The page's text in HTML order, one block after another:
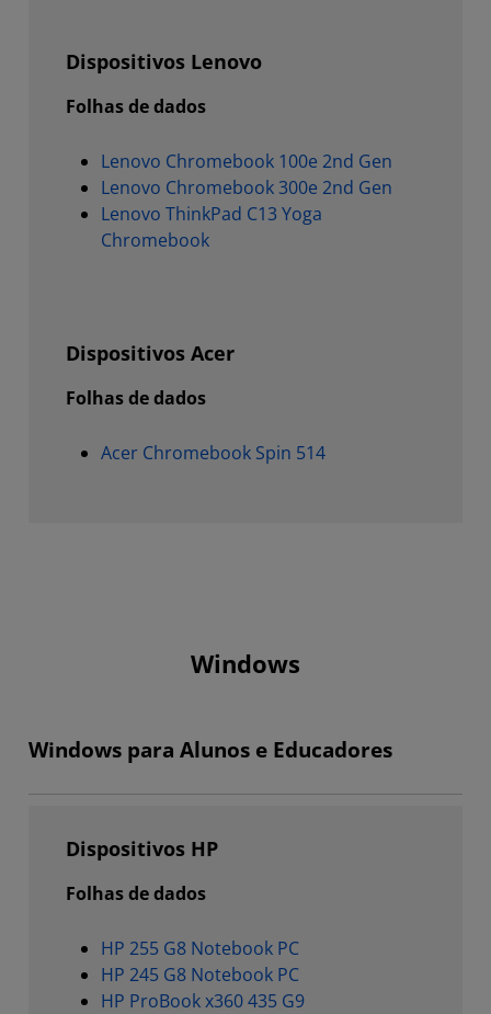
Dispositivos Lenovo
Folhas de dados
Lenovo Chromebook 100e 2nd Gen
Lenovo Chromebook 300e 2nd Gen
Lenovo ThinkPad C13 Yoga
Chromebook
Dispositivos Acer
Folhas de dados
Acer Chromebook Spin 514
Windows
Windows para Alunos e Educadores
Dispositivos HP
Folhas de dados
HP 255 G8 Notebook PC
HP 245 G8 Notebook PC
HP ProBook x360 435 G9